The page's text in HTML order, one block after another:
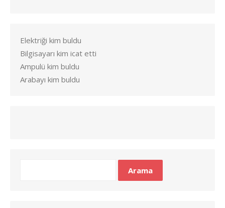
Elektriği kim buldu
Bilgisayarı kim icat etti
Ampulü kim buldu
Arabayı kim buldu